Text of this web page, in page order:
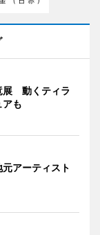
展 動くティラ
アも
アーティスト